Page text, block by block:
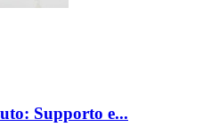
Supporto e...